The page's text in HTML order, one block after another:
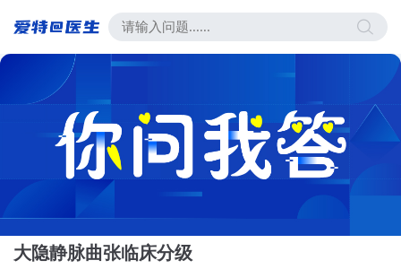
大隐静脉曲张临床分级